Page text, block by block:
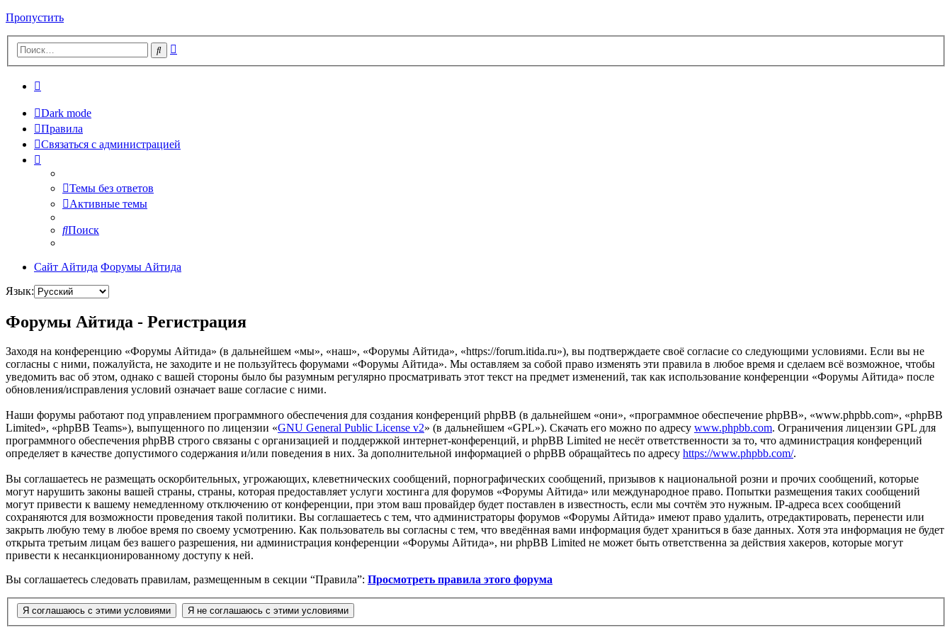
Пропустить
Поиск
Dark mode
Правила
Связаться с администрацией
Темы без ответов
Активные темы
Поиск
Сайт Айтида Форумы Айтида
Язык:
Форумы Айтида - Регистрация
Заходя на конференцию «Форумы Айтида» (в дальнейшем «мы», «наш», «Форумы Айтида», «https://forum.itida.ru»), вы подтверждаете своё согласие со следующими условиями. Если вы не
согласны с ними, пожалуйста, не заходите и не пользуйтесь форумами «Форумы Айтида». Мы оставляем за собой право изменять эти правила в любое время и сделаем всё возможное, чтобы
уведомить вас об этом, однако с вашей стороны было бы разумным регулярно просматривать этот текст на предмет изменений, так как использование конференции «Форумы Айтида» после
обновления/исправления условий означает ваше согласие с ними.
Наши форумы работают под управлением программного обеспечения для создания конференций phpBB (в дальнейшем «они», «программное обеспечение phpBB», «www.phpbb.com», «phpBB
Limited», «phpBB Teams»), выпущенного по лицензии «GNU General Public License v2» (в дальнейшем «GPL»). Скачать его можно по адресу www.phpbb.com. Ограничения лицензии GPL для
программного обеспечения phpBB строго связаны с организацией и поддержкой интернет-конференций, и phpBB Limited не несёт ответственности за то, что администрация конференций
определяет в качестве допустимого содержания и/или поведения в них. За дополнительной информацией о phpBB обращайтесь по адресу https://www.phpbb.com/.
Вы соглашаетесь не размещать оскорбительных, угрожающих, клеветнических сообщений, порнографических сообщений, призывов к национальной розни и прочих сообщений, которые
могут нарушить законы вашей страны, страны, которая предоставляет услуги хостинга для форумов «Форумы Айтида» или международное право. Попытки размещения таких сообщений
могут привести к вашему немедленному отключению от конференции, при этом ваш провайдер будет поставлен в известность, если мы сочтём это нужным. IP-адреса всех сообщений
сохраняются для возможности проведения такой политики. Вы соглашаетесь с тем, что администраторы форумов «Форумы Айтида» имеют право удалить, отредактировать, перенести или
закрыть любую тему в любое время по своему усмотрению. Как пользователь вы согласны с тем, что введённая вами информация будет храниться в базе данных. Хотя эта информация не будет
открыта третьим лицам без вашего разрешения, ни администрация конференции «Форумы Айтида», ни phpBB Limited не может быть ответственна за действия хакеров, которые могут
привести к несанкционированному доступу к ней.
Вы соглашаетесь следовать правилам, размещенным в секции “Правила”: Просмотреть правила этого форума